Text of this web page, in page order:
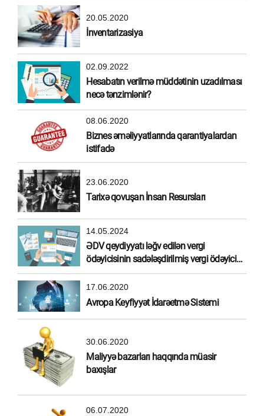
20.05.2020
İnventarizasiya
02.09.2022
Hesabatın verilmə müddətinin uzadılması
necə tənzimlənir?
08.06.2020
Biznes əməliyyatlarında qarantiyalardan
istifadə
23.06.2020
Tarixə qovuşan İnsan Resursları
14.05.2024
ƏDV qeydiyyatı ləğv edilən vergi
ödəyicisinin sadələşdirilmiş vergi ödəyicisi
olma hüququ
17.06.2020
Avropa Keyfiyyət İdarəetmə Sistemi
30.06.2020
Maliyyə bazarları haqqında müasir
baxışlar
06.07.2020